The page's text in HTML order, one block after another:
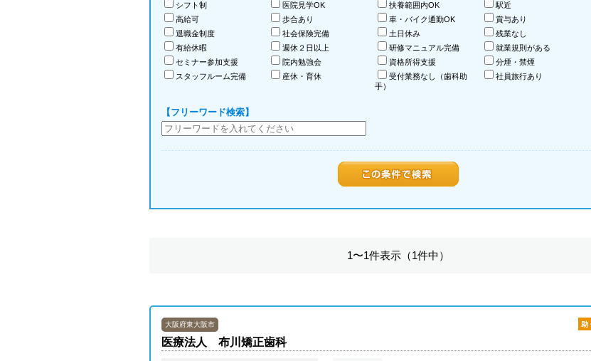
シフト制
医院見学OK 扶養範囲内OK
駅近
高給可
歩合あり 車・バイク通勤OK
賞与あり
退職金制度
社会保険完備 土日休み
残業なし
有給休暇
週休２日以上 研修マニュアル完備
就業規則がある
セミナー参加支援
院内勉強会 資格所得支援
分煙・禁煙
スタッフルーム完備
産休・育休
受付業務なし（歯科助
手）
社員旅行あり
【フリーワード検索】
1〜1件表示（1件中）
大阪府東大阪市
医療法人 布川矯正歯科